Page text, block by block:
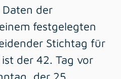
der
festgelegten
Stichtag für
der 42. Tag vor